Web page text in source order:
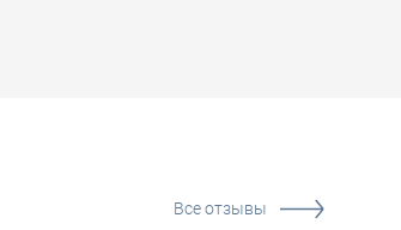
Все отзывы